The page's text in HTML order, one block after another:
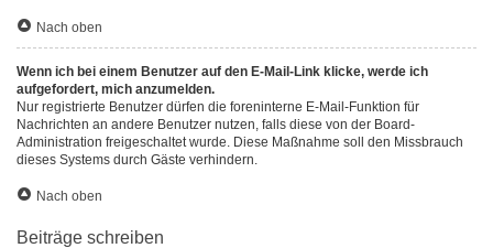
Nach oben
Wenn ich bei einem Benutzer auf den E-Mail-Link klicke, werde ich
aufgefordert, mich anzumelden.
Nur registrierte Benutzer dürfen die foreninterne E-Mail-Funktion für
Nachrichten an andere Benutzer nutzen, falls diese von der Board-
Administration freigeschaltet wurde. Diese Maßnahme soll den Missbrauch
dieses Systems durch Gäste verhindern.
Nach oben
Beiträge schreiben